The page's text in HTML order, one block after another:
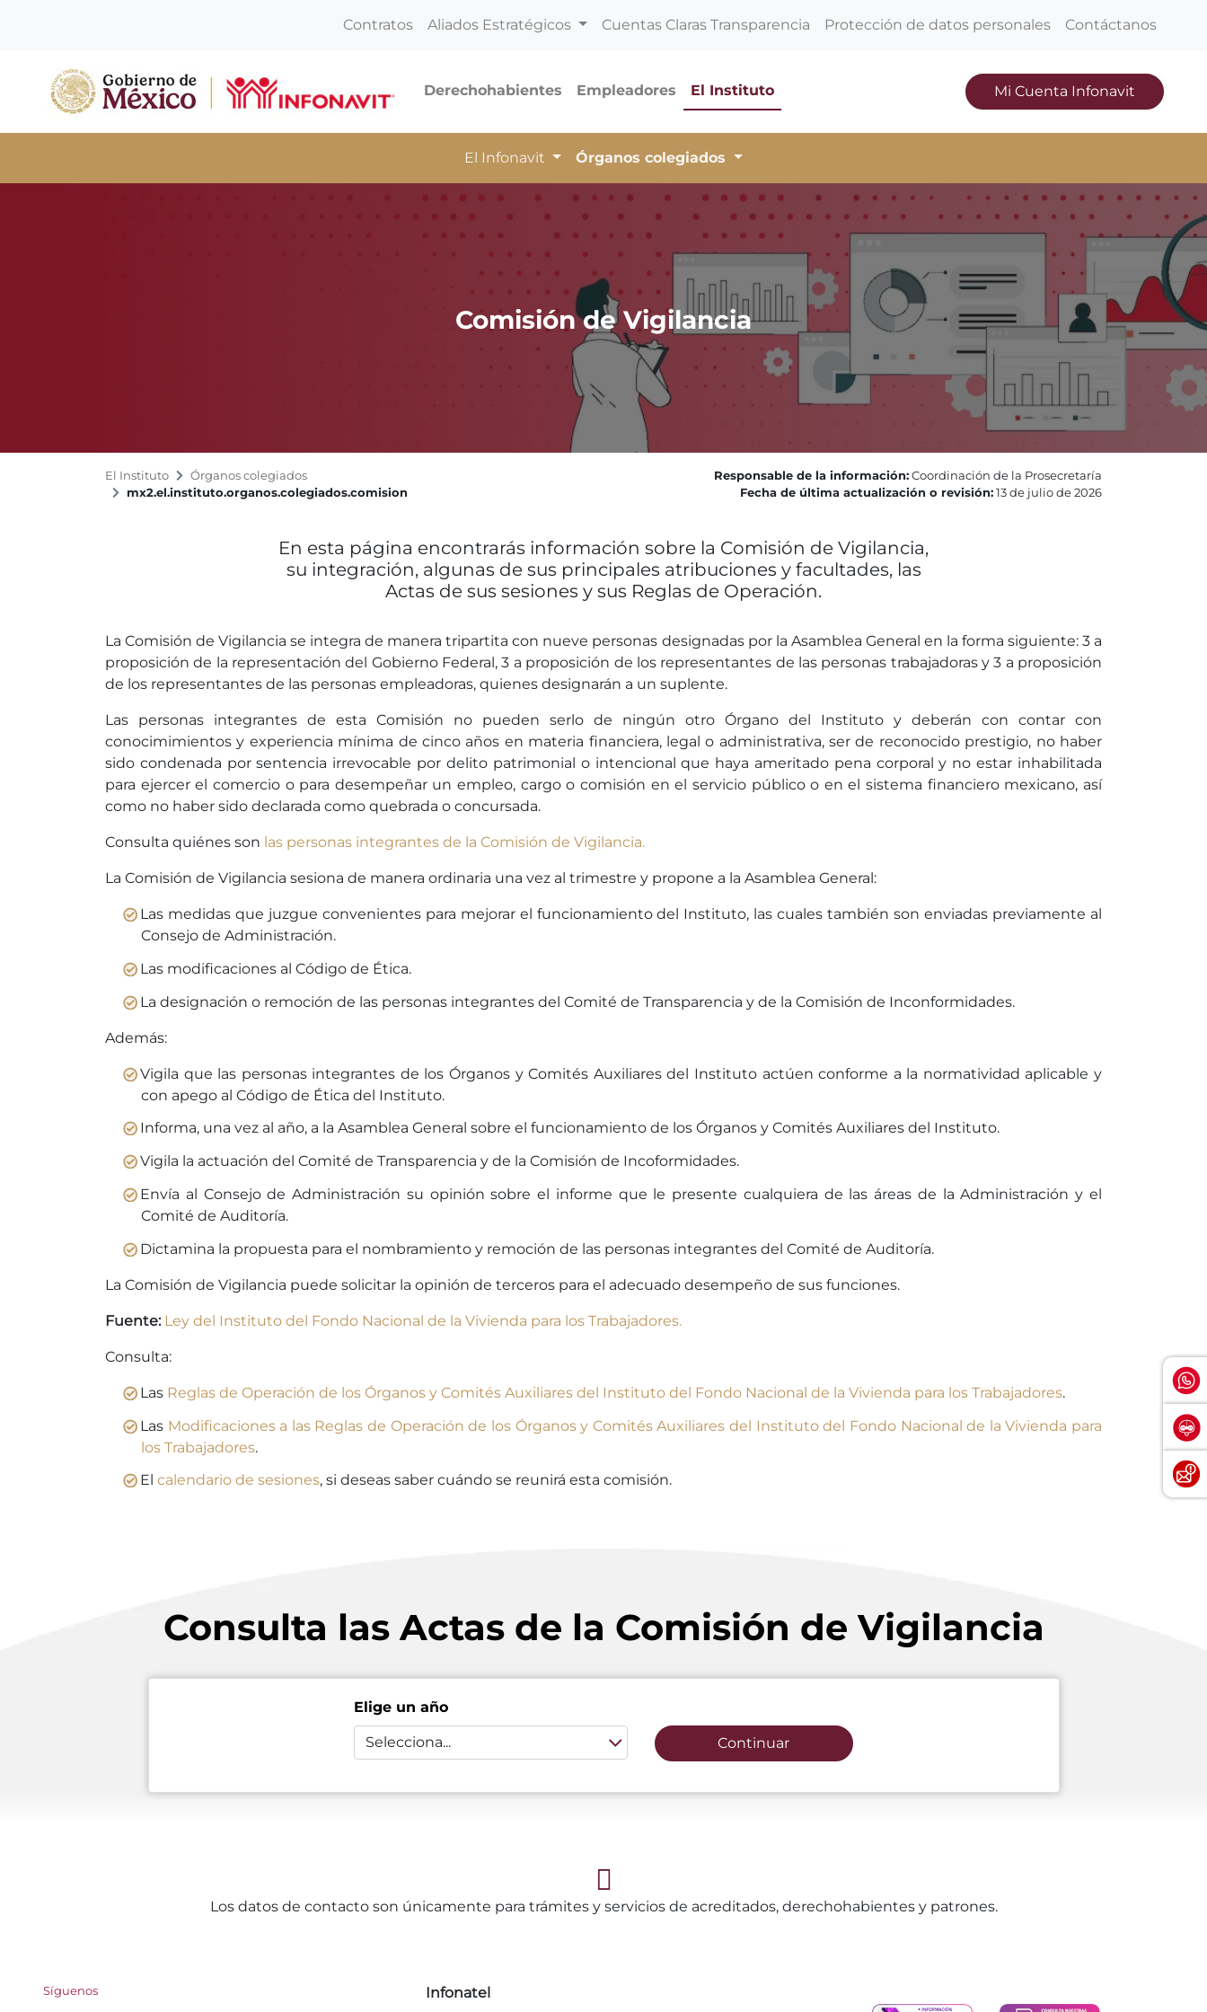
Contratos Aliados Estratégicos Cuentas Claras Transparencia Protección de datos personales Contáctanos
Derechohabientes Empleadores El Instituto Mi Cuenta Infonavit
El Infonavit Órganos colegiados
Comisión de Vigilancia
El Instituto
Órganos colegiados
mx2.el.instituto.organos.colegiados.comision
Responsable de la información: Coordinación de la Prosecretaría
Fecha de última actualización o revisión: 13 de julio de 2026
En esta página encontrarás información sobre la Comisión de Vigilancia,
su integración, algunas de sus principales atribuciones y facultades, las
Actas de sus sesiones y sus Reglas de Operación.
La Comisión de Vigilancia se integra de manera tripartita con nueve personas designadas por la Asamblea General en la forma siguiente: 3 a
proposición de la representación del Gobierno Federal, 3 a proposición de los representantes de las personas trabajadoras y 3 a proposición
de los representantes de las personas empleadoras, quienes designarán a un suplente.
Las personas integrantes de esta Comisión no pueden serlo de ningún otro Órgano del Instituto y deberán con contar con
conocimimientos y experiencia mínima de cinco años en materia financiera, legal o administrativa, ser de reconocido prestigio, no haber
sido condenada por sentencia irrevocable por delito patrimonial o intencional que haya ameritado pena corporal y no estar inhabilitada
para ejercer el comercio o para desempeñar un empleo, cargo o comisión en el servicio público o en el sistema financiero mexicano, así
como no haber sido declarada como quebrada o concursada.
Consulta quiénes son las personas integrantes de la Comisión de Vigilancia.
La Comisión de Vigilancia sesiona de manera ordinaria una vez al trimestre y propone a la Asamblea General:
Las medidas que juzgue convenientes para mejorar el funcionamiento del Instituto, las cuales también son enviadas previamente al
Consejo de Administración.
Las modificaciones al Código de Ética.
La designación o remoción de las personas integrantes del Comité de Transparencia y de la Comisión de Inconformidades.
Además:
Vigila que las personas integrantes de los Órganos y Comités Auxiliares del Instituto actúen conforme a la normatividad aplicable y
con apego al Código de Ética del Instituto.
Informa, una vez al año, a la Asamblea General sobre el funcionamiento de los Órganos y Comités Auxiliares del Instituto.
Vigila la actuación del Comité de Transparencia y de la Comisión de Incoformidades.
Envía al Consejo de Administración su opinión sobre el informe que le presente cualquiera de las áreas de la Administración y el
Comité de Auditoría.
Dictamina la propuesta para el nombramiento y remoción de las personas integrantes del Comité de Auditoría.
La Comisión de Vigilancia puede solicitar la opinión de terceros para el adecuado desempeño de sus funciones.
Fuente: Ley del Instituto del Fondo Nacional de la Vivienda para los Trabajadores.
Consulta:
Las Reglas de Operación de los Órganos y Comités Auxiliares del Instituto del Fondo Nacional de la Vivienda para los Trabajadores.
Las Modificaciones a las Reglas de Operación de los Órganos y Comités Auxiliares del Instituto del Fondo Nacional de la Vivienda para
los Trabajadores.
El calendario de sesiones, si deseas saber cuándo se reunirá esta comisión.
Consulta las Actas de la Comisión de Vigilancia
Elige un año
Selecciona... Continuar
Los datos de contacto son únicamente para trámites y servicios de acreditados, derechohabientes y patrones.
Síguenos Infonatel